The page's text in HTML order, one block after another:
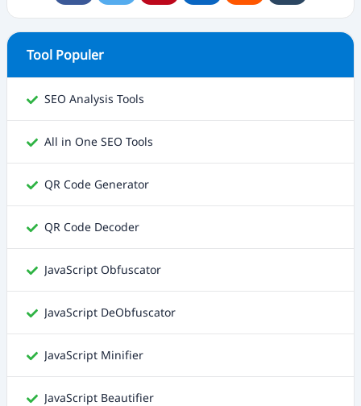
Tool Populer
SEO Analysis Tools
All in One SEO Tools
QR Code Generator
QR Code Decoder
JavaScript Obfuscator
JavaScript DeObfuscator
JavaScript Minifier
JavaScript Beautifier